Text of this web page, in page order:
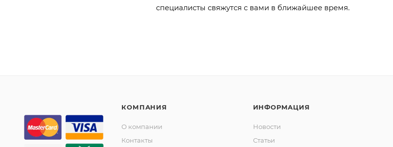
специалисты свяжутся с вами в ближайшее время.
КОМПАНИЯ
О компании
Контакты
ИНФОРМАЦИЯ
Новости
Статьи